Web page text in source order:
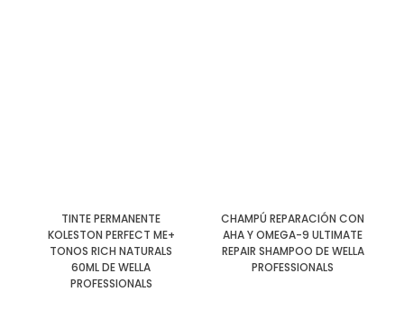
TINTE PERMANENTE
KOLESTON PERFECT ME+
TONOS RICH NATURALS
60ML DE WELLA
PROFESSIONALS
CHAMPÚ REPARACIÓN CON
AHA Y OMEGA-9 ULTIMATE
REPAIR SHAMPOO DE WELLA
PROFESSIONALS